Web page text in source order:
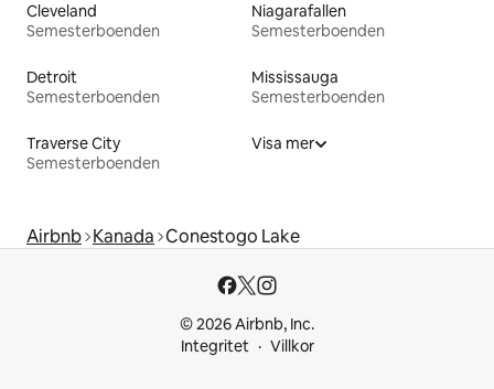
Cleveland
Semesterboenden
Niagarafallen
Semesterboenden
Detroit
Semesterboenden
Mississauga
Semesterboenden
Traverse City
Semesterboenden
Visa mer
Airbnb Kanada Conestogo Lake
© 2026 Airbnb, Inc.
Integritet
Villkor